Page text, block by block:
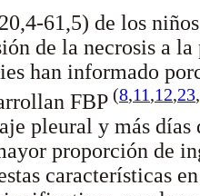
61,5) de los
de la necrosis a
han informado
FBP (8,11,12,23,
pleural y más
proporción de
características